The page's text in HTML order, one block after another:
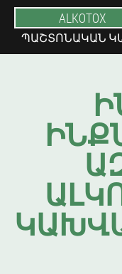
ALKOTOX
ՊԱՇՏՈՆԱԿԱՆ